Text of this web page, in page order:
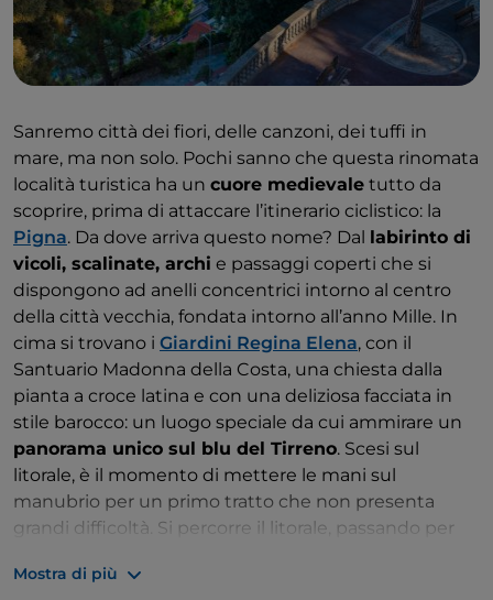
Sanremo città dei fiori, delle canzoni, dei tuffi in
mare, ma non solo. Pochi sanno che questa rinomata
località turistica ha un cuore medievale tutto da
scoprire, prima di attaccare l’itinerario ciclistico: la
Pigna. Da dove arriva questo nome? Dal labirinto di
vicoli, scalinate, archi e passaggi coperti che si
dispongono ad anelli concentrici intorno al centro
della città vecchia, fondata intorno all’anno Mille. In
cima si trovano i Giardini Regina Elena, con il
Santuario Madonna della Costa, una chiesta dalla
pianta a croce latina e con una deliziosa facciata in
stile barocco: un luogo speciale da cui ammirare un
panorama unico sul blu del Tirreno. Scesi sul
litorale, è il momento di mettere le mani sul
manubrio per un primo tratto che non presenta
grandi difficoltà. Si percorre il litorale, passando per
A questo punto, però, è il momento di lasciarsi il
Mostra di più